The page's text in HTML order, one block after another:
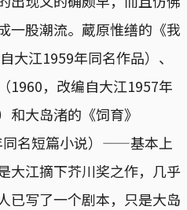
一股潮流。蔵原惟缮的《我
大江1959年同名作品）、
1960，改编自大江1957年
和大岛渚的《饲育》
同名短篇小说）——基本上
大江摘下芥川奖之作，几乎
写了一个剧本，只是大岛